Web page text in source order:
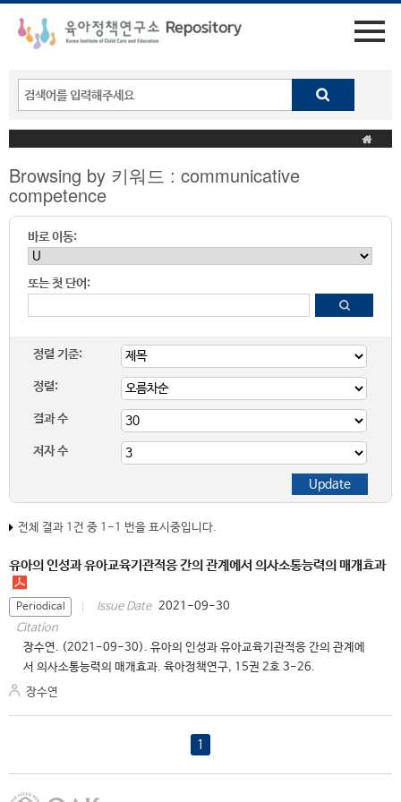
Browsing by 키워드 : communicative
competence
바로 이동:
또는 첫 단어:
정렬 기준:
정렬:
결과 수
저자 수
전체 결과 1건 중 1-1 번을 표시중입니다.
유아의 인성과 유아교육기관적응 간의 관계에서 의사소통능력의 매개효과
Periodical Issue Date 2021-09-30
Citation
장수연. (2021-09-30). 유아의 인성과 유아교육기관적응 간의 관계에
서 의사소통능력의 매개효과. 육아정책연구, 15권 2호 3-26.
장수연
1